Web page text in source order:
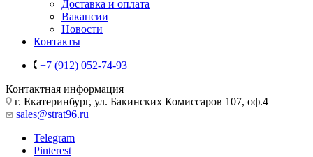
Доставка и оплата
Вакансии
Новости
Контакты
+7 (912) 052-74-93
Контактная информация
г. Екатеринбург, ул. Бакинских Комиссаров 107, оф.4
sales@strat96.ru
Telegram
Pinterest